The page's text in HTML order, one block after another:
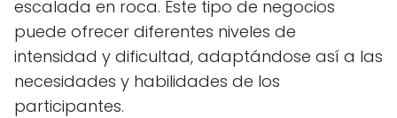
escalada en roca. Este tipo de negocios
puede ofrecer diferentes niveles de
intensidad y dificultad, adaptándose así a las
necesidades y habilidades de los
participantes.